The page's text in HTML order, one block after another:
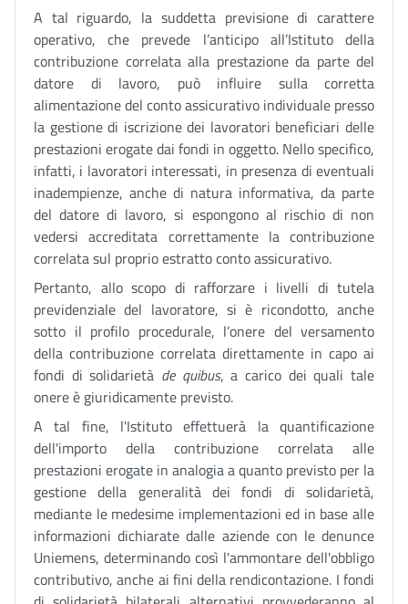
A tal riguardo, la suddetta previsione di carattere
operativo, che prevede l’anticipo all’Istituto della
contribuzione correlata alla prestazione da parte del
datore di lavoro, può influire sulla corretta
alimentazione del conto assicurativo individuale presso
la gestione di iscrizione dei lavoratori beneficiari delle
prestazioni erogate dai fondi in oggetto. Nello specifico,
infatti, i lavoratori interessati, in presenza di eventuali
inadempienze, anche di natura informativa, da parte
del datore di lavoro, si espongono al rischio di non
vedersi accreditata correttamente la contribuzione
correlata sul proprio estratto conto assicurativo.
Pertanto, allo scopo di rafforzare i livelli di tutela
previdenziale del lavoratore, si è ricondotto, anche
sotto il profilo procedurale, l’onere del versamento
della contribuzione correlata direttamente in capo ai
fondi di solidarietà de quibus, a carico dei quali tale
onere è giuridicamente previsto.
A tal fine, l'Istituto effettuerà la quantificazione
dell'importo della contribuzione correlata alle
prestazioni erogate in analogia a quanto previsto per la
gestione della generalità dei fondi di solidarietà,
mediante le medesime implementazioni ed in base alle
informazioni dichiarate dalle aziende con le denunce
Uniemens, determinando così l'ammontare dell'obbligo
contributivo, anche ai fini della rendicontazione. I fondi